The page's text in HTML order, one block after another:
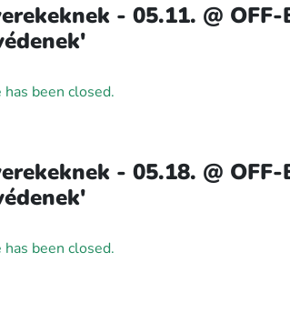
- 05.11. @
has been closed.
- 05.18. @
has been closed.